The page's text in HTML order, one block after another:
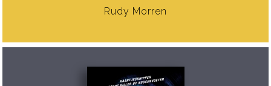
Rudy Morren